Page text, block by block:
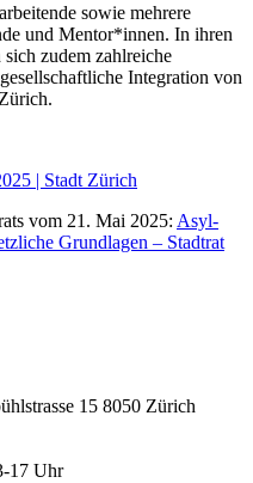
sowie mehrere
und Mentor*innen. In ihren
zudem zahlreiche
Integration von
| Stadt Zürich
vom 21. Mai 2025: Asyl-
Grundlagen – Stadtrat
15 8050 Zürich
17 Uhr